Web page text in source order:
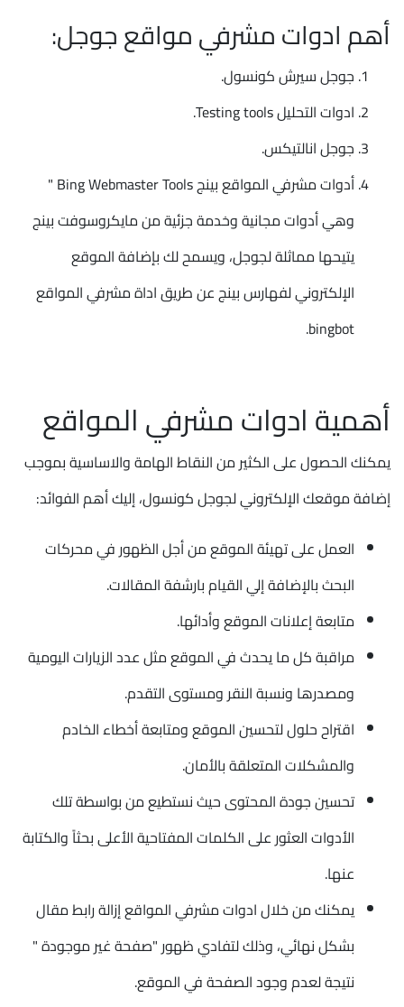
أهم ادوات مشرفي مواقع جوجل:
جوجل سيرش كونسول.
ادوات التحليل Testing tools.
جوجل انالتيكس.
أدوات مشرفي المواقع بينج Bing Webmaster Tools "
وهي أدوات مجانية وخدمة جزئية من مايكروسوفت بينج
يتيحها مماثلة لجوجل، ويسمح لك بإضافة الموقع
الإلكتروني لفهارس بينج عن طريق اداة مشرفي المواقع
bingbot.
أهمية ادوات مشرفي المواقع
يمكنك الحصول على الكثير من النقاط الهامة والاساسية بموجب
إضافة موقعك الإلكتروني لجوجل كونسول، إليك أهم الفوائد:
العمل على تهيئة الموقع من أجل الظهور في محركات
البحث بالإضافة إلي القيام بارشفة المقالات.
متابعة إعلانات الموقع وأدائها.
مراقبة كل ما يحدث في الموقع مثل عدد الزيارات اليومية
ومصدرها ونسبة النقر ومستوى التقدم.
اقتراح حلول لتحسين الموقع ومتابعة أخطاء الخادم
والمشكلات المتعلقة بالأمان.
تحسين جودة المحتوى حيث نستطيع من بواسطة تلك
الأدوات العثور على الكلمات المفتاحية الأعلى بحثاً والكتابة
عنها.
يمكنك من خلال ادوات مشرفي المواقع إزالة رابط مقال
بشكل نهائي، وذلك لتفادي ظهور "صفحة غير موجودة "
نتيجة لعدم وجود الصفحة في الموقع.